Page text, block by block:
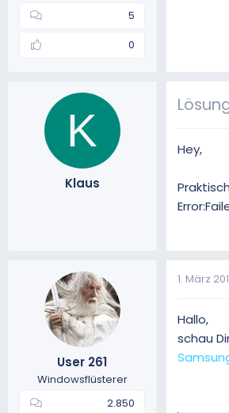
5
0
K
Klaus
Hey,
User 261
Windowsflüsterer
2.850
1. März
Hallo,
schau